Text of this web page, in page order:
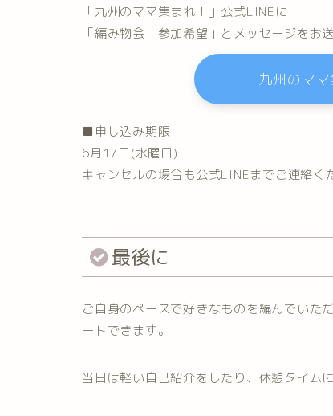
「九州のママ集まれ！」公式LINEに
「編み物会 参加希望」とメッセージをお送
九州のマ
■申し込み期限
6月17日(水曜日)
キャンセルの場合も公式LINEまでご連絡く
最後に
ご自身のペースで好きなものを編んでいた
ートできます。
当日は軽い自己紹介をしたり、休憩タイム